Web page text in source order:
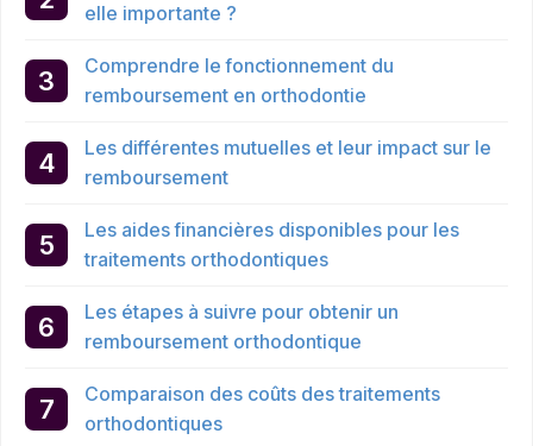
elle importante ?
Comprendre le fonctionnement du
remboursement en orthodontie
Les différentes mutuelles et leur impact sur le
remboursement
Les aides financières disponibles pour les
traitements orthodontiques
Les étapes à suivre pour obtenir un
remboursement orthodontique
Comparaison des coûts des traitements
orthodontiques